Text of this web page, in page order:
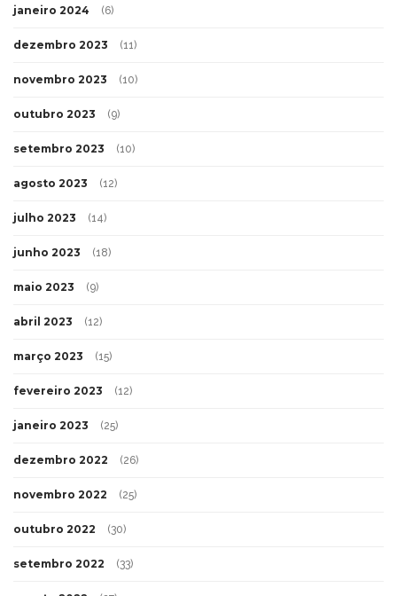
janeiro 2024 (6)
dezembro 2023 (11)
novembro 2023 (10)
outubro 2023 (9)
setembro 2023 (10)
agosto 2023 (12)
julho 2023 (14)
junho 2023 (18)
maio 2023 (9)
abril 2023 (12)
março 2023 (15)
fevereiro 2023 (12)
janeiro 2023 (25)
dezembro 2022 (26)
novembro 2022 (25)
outubro 2022 (30)
setembro 2022 (33)